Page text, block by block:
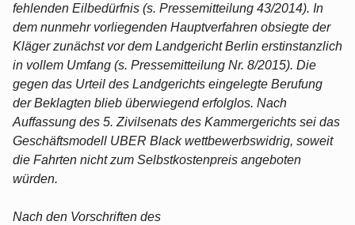
fehlenden Eilbedürfnis (s. Pressemitteilung 43/2014). In
dem nunmehr vorliegenden Hauptverfahren obsiegte der
Kläger zunächst vor dem Landgericht Berlin erstinstanzlich
in vollem Umfang (s. Pressemitteilung Nr. 8/2015). Die
gegen das Urteil des Landgerichts eingelegte Berufung
der Beklagten blieb überwiegend erfolglos. Nach
Auffassung des 5. Zivilsenats des Kammergerichts sei das
Geschäftsmodell UBER Black wettbewerbswidrig, soweit
die Fahrten nicht zum Selbstkostenpreis angeboten
würden.
Nach den Vorschriften des